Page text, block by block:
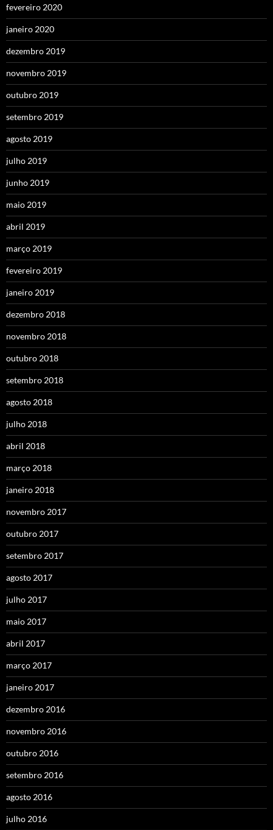
fevereiro 2020
janeiro 2020
dezembro 2019
novembro 2019
outubro 2019
setembro 2019
agosto 2019
julho 2019
junho 2019
maio 2019
abril 2019
março 2019
fevereiro 2019
janeiro 2019
dezembro 2018
novembro 2018
outubro 2018
setembro 2018
agosto 2018
julho 2018
abril 2018
março 2018
janeiro 2018
novembro 2017
outubro 2017
setembro 2017
agosto 2017
julho 2017
maio 2017
abril 2017
março 2017
janeiro 2017
dezembro 2016
novembro 2016
outubro 2016
setembro 2016
agosto 2016
julho 2016